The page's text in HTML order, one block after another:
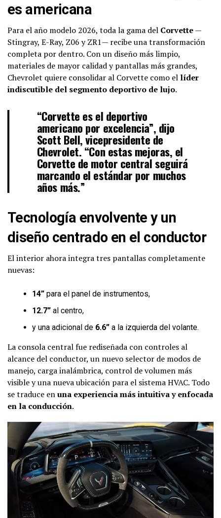
es americana
Para el año modelo 2026, toda la gama del Corvette—
Stingray, E-Ray, Z06 y ZR1— recibe una transformación
completa por dentro. Con un diseño más limpio,
materiales de mayor calidad y pantallas más grandes,
Chevrolet quiere consolidar al Corvette como el líder
indiscutible del segmento deportivo de lujo.
“Corvette es el deportivo
americano por excelencia”, dijo
Scott Bell, vicepresidente de
Chevrolet. “Con estas mejoras, el
Corvette de motor central seguirá
marcando el estándar por muchos
años más.”
Tecnología envolvente y un
diseño centrado en el conductor
El interior ahora integra tres pantallas completamente
nuevas:
14” para el panel de instrumentos,
12.7” al centro,
y una adicional de 6.6” a la izquierda del volante.
La consola central fue rediseñada con controles al
alcance del conductor, un nuevo selector de modos de
manejo, carga inalámbrica, control de volumen más
visible y una nueva ubicación para el sistema HVAC. Todo
se traduce enuna experiencia más intuitiva y enfocada
en la conducción.